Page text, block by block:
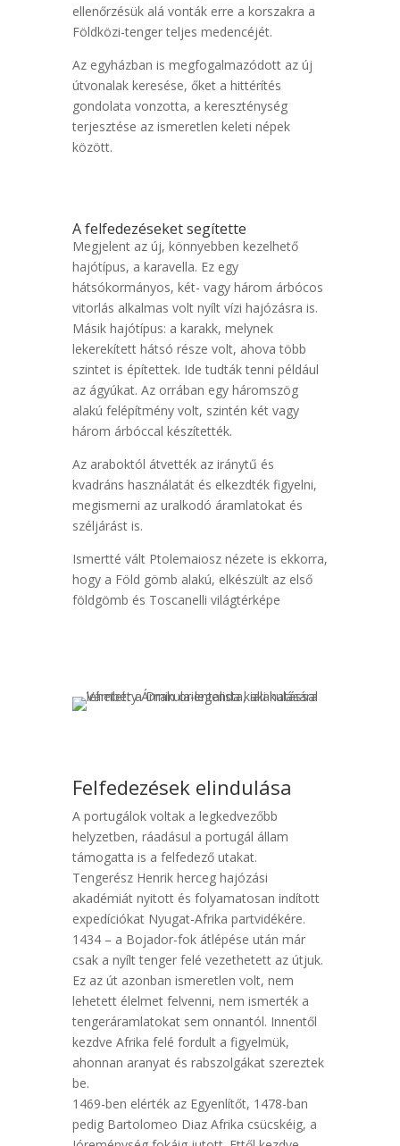
ellenőrzésük alá vonták erre a korszakra a
Földközi-tenger teljes medencéjét.
Az egyházban is megfogalmazódott az új
útvonalak keresése, őket a hittérítés
gondolata vonzotta, a kereszténység
terjesztése az ismeretlen keleti népek
között.
A felfedezéseket segítette
Megjelent az új, könnyebben kezelhető
hajótípus, a karavella. Ez egy
hátsókormányos, két- vagy három árbócos
vitorlás alkalmas volt nyílt vízi hajózásra is.
Másik hajótípus: a karakk, melynek
lekerekített hátsó része volt, ahova több
szintet is építettek. Ide tudták tenni például
az ágyúkat. Az orrában egy háromszög
alakú felépítmény volt, szintén két vagy
három árbóccal készítették.
Az araboktól átvették az iránytű és
kvadráns használatát és elkezdték figyelni,
megismerni az uralkodó áramlatokat és
széljárást is.
Ismertté vált Ptolemaiosz nézete is ekkorra,
hogy a Föld gömb alakú, elkészült az első
földgömb és Toscanelli világtérképe
Felfedezések elindulása
A portugálok voltak a legkedvezőbb
helyzetben, ráadásul a portugál állam
támogatta is a felfedező utakat.
Tengerész Henrik herceg hajózási
akadémiát nyitott és folyamatosan indított
expedíciókat Nyugat-Afrika partvidékére.
1434 – a Bojador-fok átlépése után már
csak a nyílt tenger felé vezethetett az útjuk.
Ez az út azonban ismeretlen volt, nem
lehetett élelmet felvenni, nem ismerték a
tengeráramlatokat sem onnantól. Innentől
kezdve Afrika felé fordult a figyelmük,
ahonnan aranyat és rabszolgákat szereztek
be.
1469-ben elérték az Egyenlítőt, 1478-ban
pedig Bartolomeo Diaz Afrika csücskéig, a